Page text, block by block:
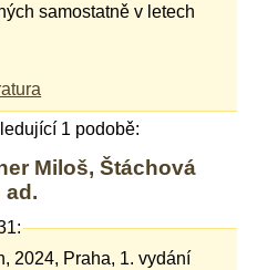
samostatně v letech
1 podobě:
Miloš, Štáchová
ad.
2024, Praha, 1. vydání